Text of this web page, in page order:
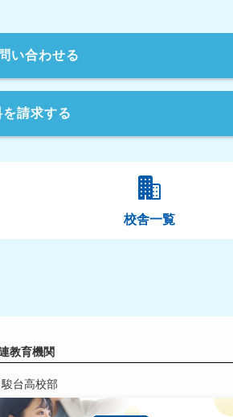
い合わせる
を請求する
校舎一覧
教育機関
駿台高校部